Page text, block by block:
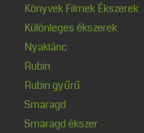
Könyvek Filmek Ékszerek
Különleges ékszerek
Nyaklánc
Rubin
Rubin gyűrű
Smaragd
Smaragd ékszer